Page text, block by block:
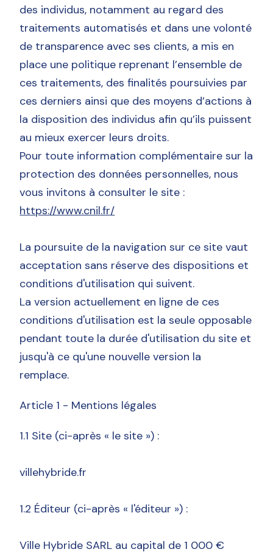
des individus, notamment au regard des
traitements automatisés et dans une volonté
de transparence avec ses clients, a mis en
place une politique reprenant l’ensemble de
ces traitements, des finalités poursuivies par
ces derniers ainsi que des moyens d’actions à
la disposition des individus afin qu’ils puissent
au mieux exercer leurs droits.
Pour toute information complémentaire sur la
protection des données personnelles, nous
vous invitons à consulter le site :
https://www.cnil.fr/
La poursuite de la navigation sur ce site vaut
acceptation sans réserve des dispositions et
conditions d'utilisation qui suivent.
La version actuellement en ligne de ces
conditions d'utilisation est la seule opposable
pendant toute la durée d'utilisation du site et
jusqu'à ce qu'une nouvelle version la
remplace.
Article 1 - Mentions légales
1.1 Site (ci-après « le site ») :
villehybride.fr
1.2 Éditeur (ci-après « l'éditeur ») :
Ville Hybride SARL au capital de 1 000 €